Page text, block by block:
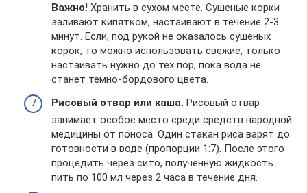
Важно! Хранить в сухом месте. Сушеные корки
заливают кипятком, настаивают в течение 2-3
минут. Если, под рукой не оказалось сушеных
корок, то можно использовать свежие, только
настаивать нужно до тех пор, пока вода не
станет темно-бордового цвета.
Рисовый отвар или каша. Рисовый отвар
занимает особое место среди средств народной
медицины от поноса. Один стакан риса варят до
готовности в воде (пропорции 1:7). После этого
процедить через сито, полученную жидкость
пить по 100 мл через 2 часа в течение дня.